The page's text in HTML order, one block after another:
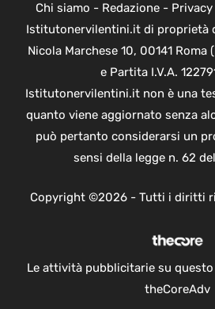
Chi siamo - Redazione-
Istitutonervilentini.it di proprietà
Nicola Marchese 10, 00141 Roma
e Partita I.V.A.
Istitutonervilentini.it non è una
quanto viene aggiornato senza
può pertanto considerarsi un
sensi della legge n. 62
Copyright ©2026 - Tutti i diritti
Le attività pubblicitarie su
theCoreAdv